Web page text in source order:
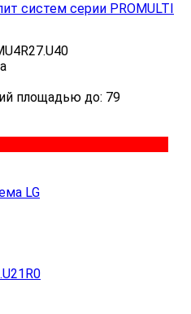
систем серии PROMULTI
площадью до: 79